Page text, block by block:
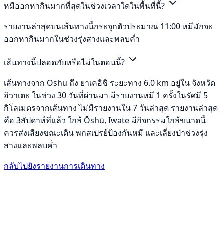
หมีออกหากินมากที่สุดในช่วงเวลาใดในพื้นที่นี้?
รายงานล่าสุดบนเส้นทางนี้กระจุกตัวประมาณ 11:00 หมีมักจะ
ออกหากินมากในช่วงรุ่งสางและพลบค่ำ
เส้นทางนี้ปลอดภัยหรือไม่ในตอนนี้?
เส้นทางจาก Oshu ถึง ยาเคอิชิ ระยะทาง 6.0 km อยู่ใน จังหวัด
อิวาเตะ ในช่วง 30 วันที่ผ่านมา มีรายงานหมี 1 ครั้งในรัศมี 5
กิโลเมตรจากเส้นทาง ไม่มีรายงานใน 7 วันล่าสุด รายงานล่าสุด
คือ 3สัปดาห์ที่แล้ว ใกล้ Ōshū, Iwate มีกิจกรรมใกล้ขนาดนี้
ควรส่งเสียงขณะเดิน พกสเปรย์ป้องกันหมี และเลี่ยงป่าช่วงรุ่ง
สางและพลบค่ำ
กลับไปยังรายงานการเดินทาง